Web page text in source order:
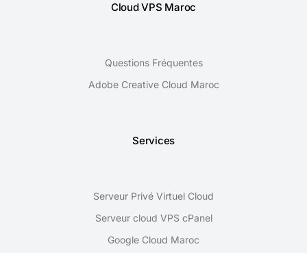
Cloud VPS Maroc
Questions Fréquentes
Adobe Creative Cloud Maroc
Services
Serveur Privé Virtuel Cloud
Serveur cloud VPS cPanel
Google Cloud Maroc